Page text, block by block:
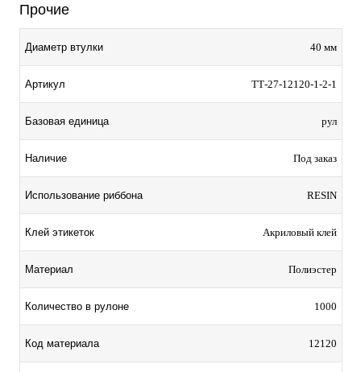
Прочие
Диаметр втулки 40 мм
Артикул ТТ-27-12120-1-2-1
Базовая единица рул
Наличие Под заказ
Использование риббона RESIN
Клей этикеток Акриловый клей
Материал Полиэстер
Количество в рулоне 1000
Код материала 12120